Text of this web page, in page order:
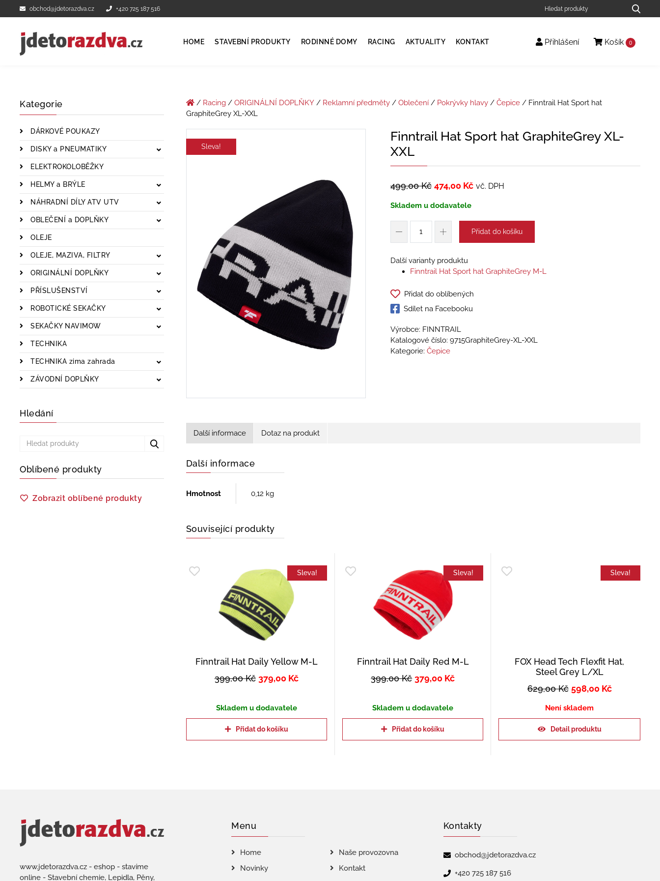
obchod@jdetorazdva.cz +420 725 187 516
HOME STAVEBNÍ PRODUKTY RODINNÉ DOMY RACING AKTUALITY KONTAKT Přihlášení Košík 0
Kategorie
DÁRKOVÉ POUKAZY
DISKY a PNEUMATIKY
ELEKTROKOLOBĚŽKY
HELMY a BRÝLE
NÁHRADNÍ DÍLY ATV UTV
OBLEČENÍ a DOPLŇKY
OLEJE
OLEJE, MAZIVA, FILTRY
ORIGINÁLNÍ DOPLŇKY
PŘÍSLUŠENSTVÍ
ROBOTICKÉ SEKAČKY
SEKAČKY NAVIMOW
TECHNIKA
TECHNIKA zima zahrada
ZÁVODNÍ DOPLŇKY
Hledání
Oblíbené produkty
Zobrazit oblíbené produkty
/ Racing/ ORIGINÁLNÍ DOPLŇKY/ Reklamní předměty/ Oblečení/ Pokrývky hlavy/ Čepice/ Finntrail Hat Sport hat
GraphiteGrey XL-XXL
Sleva!
Finntrail Hat Sport hat GraphiteGrey XL-
XXL
499,00Kč 474,00 Kč vč. DPH
Skladem u dodavatele
Přidat do košíku
Další varianty produktu
Finntrail Hat Sport hat GraphiteGrey M-L
Přidat do oblíbených
Sdílet na Facebooku
Výrobce: FINNTRAIL
Katalogové číslo: 9715GraphiteGrey-XL-XXL
Kategorie: Čepice
Další informace Dotaz na produkt
Další informace
Hmotnost 0,12 kg
Související produkty
Sleva!
Finntrail Hat Daily Yellow M-L
399,00Kč 379,00 Kč
Skladem u dodavatele
Přidat do košíku
Sleva!
Finntrail Hat Daily Red M-L
399,00Kč 379,00 Kč
Skladem u dodavatele
Přidat do košíku
Sleva!
FOX Head Tech Flexfit Hat,
Steel Grey L/XL
629,00Kč 598,00 Kč
Není skladem
Detail produktu
www.jdetorazdva.cz - eshop - stavíme
online - Stavební chemie, Lepidla, Pěny,
Menu
Home
Naše provozovna
Novinky
Kontakt
Kontakty
obchod@jdetorazdva.cz
+420 725 187 516